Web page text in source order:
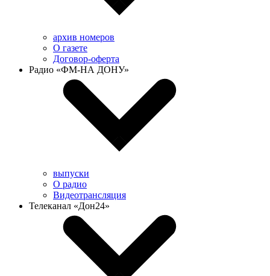
архив номеров
О газете
Договор-оферта
Радио «ФМ-НА ДОНУ»
выпуски
О радио
Видеотрансляция
Телеканал «Дон24»